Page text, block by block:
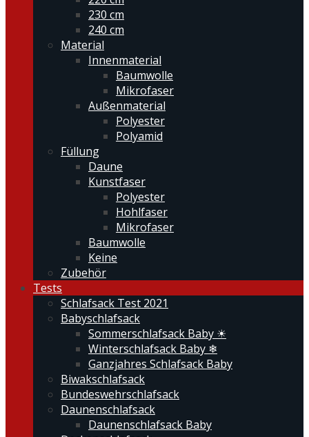
230 cm
240 cm
Material
Innenmaterial
Baumwolle
Mikrofaser
Außenmaterial
Polyester
Polyamid
Füllung
Daune
Kunstfaser
Polyester
Hohlfaser
Mikrofaser
Baumwolle
Keine
Zubehör
Tests
Schlafsack Test 2021
Babyschlafsack
Sommerschlafsack Baby ☀
Winterschlafsack Baby ❄
Ganzjahres Schlafsack Baby
Biwakschlafsack
Bundeswehrschlafsack
Daunenschlafsack
Daunenschlafsack Baby